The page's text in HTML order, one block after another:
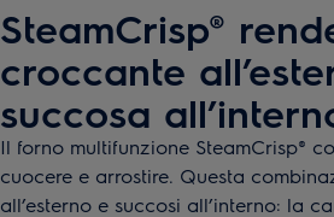
SteamCrisp®
croccante
succosa
Il forno multifunzione SteamCrisp®
cuocere e arrostire. Questa
all’esterno e succosi all’interno: la